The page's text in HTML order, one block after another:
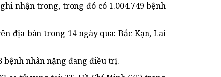
nhận trong, trong đó có 1.004.749 bệnh
địa bàn trong 14 ngày qua: Bắc Kạn, Lai
bệnh nhân nặng đang điều trị.